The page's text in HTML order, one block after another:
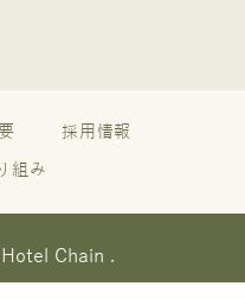
採用情報
組み
Chain .